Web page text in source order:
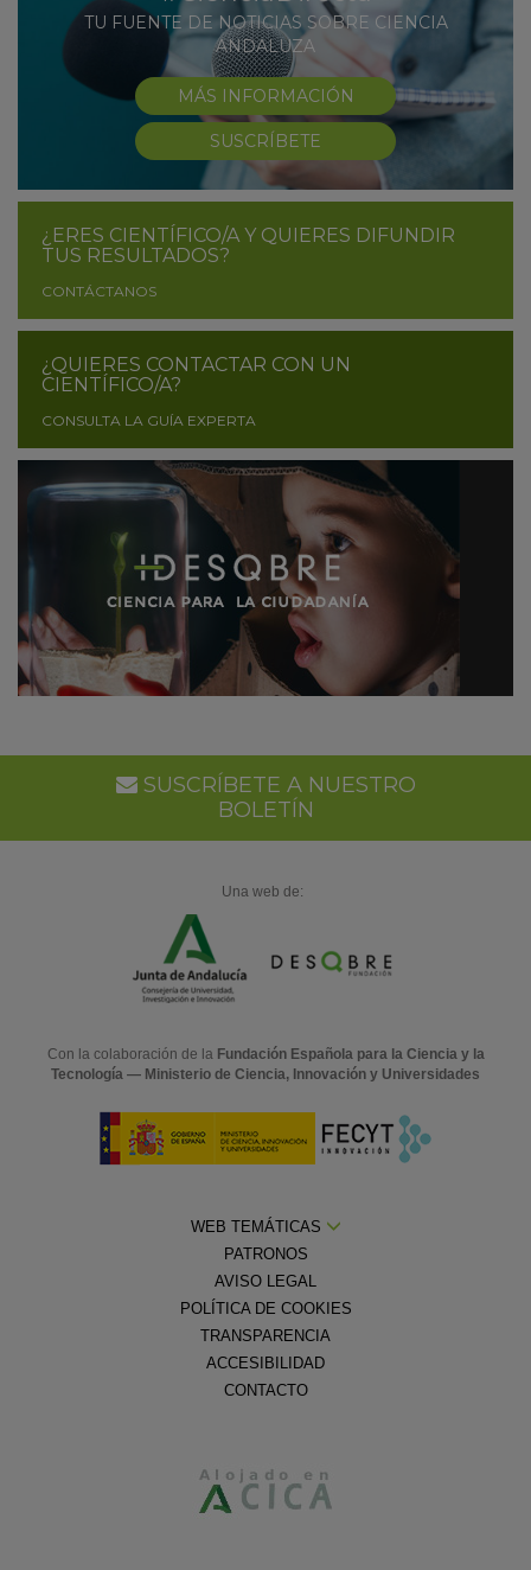
TU FUENTE DE NOTICIAS SOBRE CIENCIA
ANDALUZA
MÁS INFORMACIÓN
SUSCRÍBETE
¿ERES CIENTÍFICO/A Y QUIERES DIFUNDIR
TUS RESULTADOS?
CONTÁCTANOS
¿QUIERES CONTACTAR CON UN
CIENTÍFICO/A?
CONSULTA LA GUÍA EXPERTA
SUSCRÍBETE A NUESTRO
BOLETÍN
Una web de:
Con la colaboración de la Fundación Española para la Ciencia y la
Tecnología — Ministerio de Ciencia, Innovación y Universidades
WEB TEMÁTICAS
PATRONOS
AVISO LEGAL
POLÍTICA DE COOKIES
TRANSPARENCIA
ACCESIBILIDAD
CONTACTO